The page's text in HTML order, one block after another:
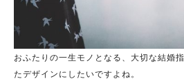
おふたりの一生モノとなる、大切な結婚
たデザインにしたいですよね。